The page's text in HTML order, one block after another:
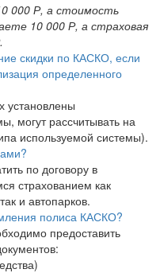
000 Р, а стоимость
10 000 Р, а страховая
скидки по КАСКО, если
определенного
установлены
могут рассчитывать на
используемой системы).
по договору в
страхованием как
и автопарков.
полиса КАСКО?
предоставить